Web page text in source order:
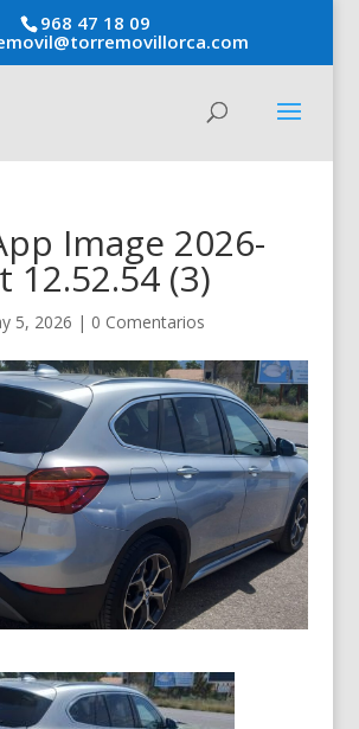
968 47 18 09
Image 2026-
12.52.54 (3)
5, 2026 | 0 Comentarios